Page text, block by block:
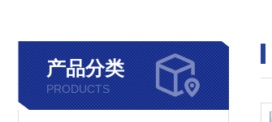
产品分类
PRODUCTS